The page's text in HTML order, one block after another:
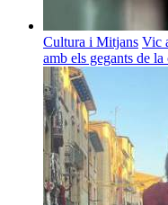
Cultura i Mitjans Vic
amb els gegants de